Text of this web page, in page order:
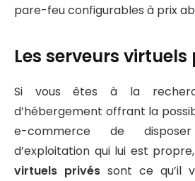
pare-feu configurables à prix
Les serveurs virtuels
Si vous êtes à la
d’hébergement offrant la
e-commerce de
d’exploitation qui lui est
virtuels privés sont ce qu’il